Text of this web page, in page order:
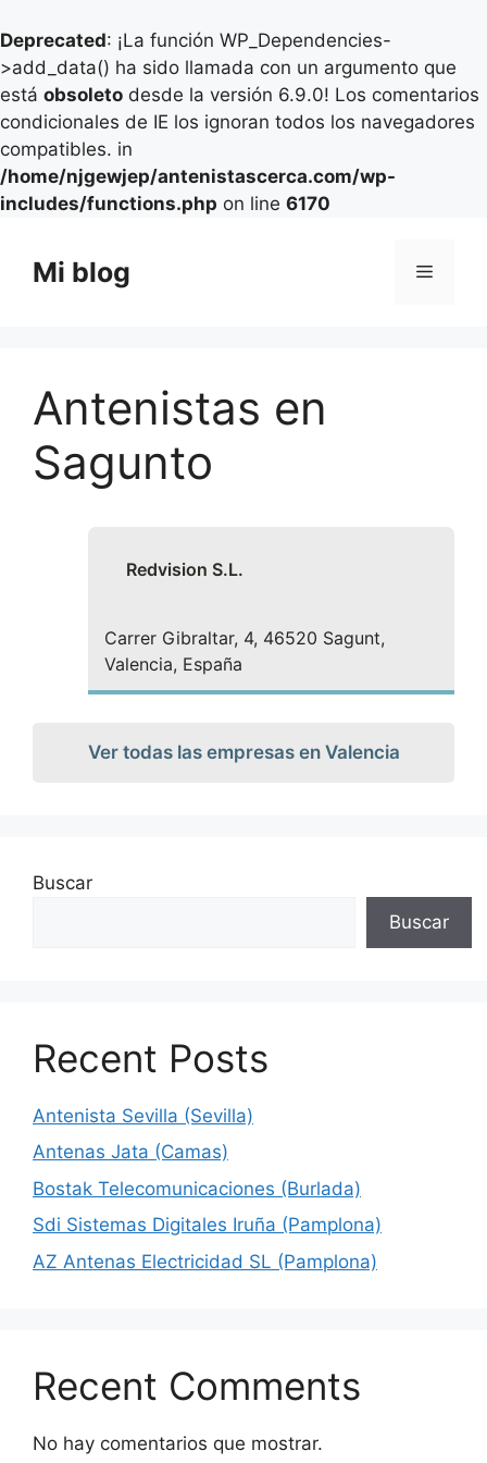
Deprecated: ¡La función WP_Dependencies-
>add_data() ha sido llamada con un argumento que
está obsoleto desde la versión 6.9.0! Los comentarios
condicionales de IE los ignoran todos los navegadores
compatibles. in
/home/njgewjep/antenistascerca.com/wp-
includes/functions.php on line 6170
contenido
Mi blog Menú
Antenistas en
Sagunto
Redvision S.L.
Carrer Gibraltar, 4, 46520 Sagunt,
Valencia, España
Ver todas las empresas en Valencia
Buscar
Buscar
Recent Posts
Antenista Sevilla (Sevilla)
Antenas Jata (Camas)
Bostak Telecomunicaciones (Burlada)
Sdi Sistemas Digitales Iruña (Pamplona)
AZ Antenas Electricidad SL (Pamplona)
Recent Comments
No hay comentarios que mostrar.